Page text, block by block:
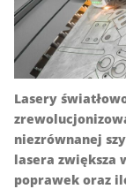
Lasery
niezrównanej
lasera zwiększa
poprawek oraz